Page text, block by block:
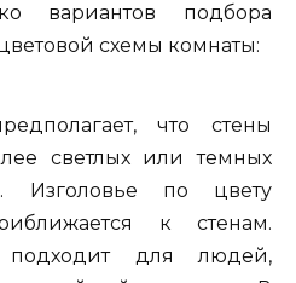
вариантов подбора
схемы комнаты:
что стены
светлых или темных
Изголовье по цвету
к стенам.
подходит для людей,